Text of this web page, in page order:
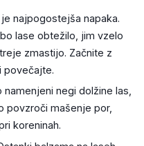
je najpogostejša napaka.
lase obtežilo, jim vzelo
zmastijo. Začnite z
povečajte.
namenjeni negi dolžine las,
povzroči mašenje por,
koreninah.